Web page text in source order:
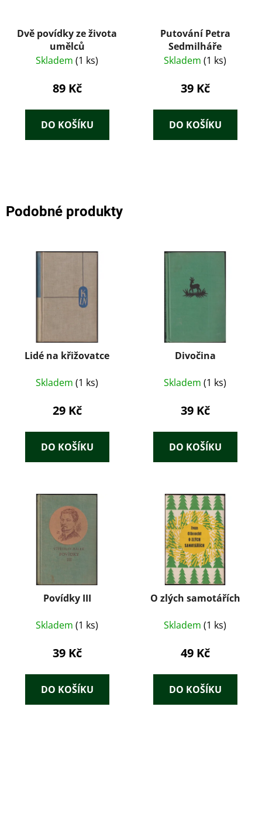
Dvě povídky ze života
umělců
Skladem (1 ks)
89 Kč
DO KOŠÍKU
Putování Petra
Sedmilháře
Skladem (1 ks)
39 Kč
DO KOŠÍKU
Podobné produkty
Lidé na křižovatce
Skladem (1 ks)
29 Kč
DO KOŠÍKU
Divočina
Skladem (1 ks)
39 Kč
DO KOŠÍKU
Povídky III
Skladem (1 ks)
39 Kč
DO KOŠÍKU
O zlých samotářích
Skladem (1 ks)
49 Kč
DO KOŠÍKU